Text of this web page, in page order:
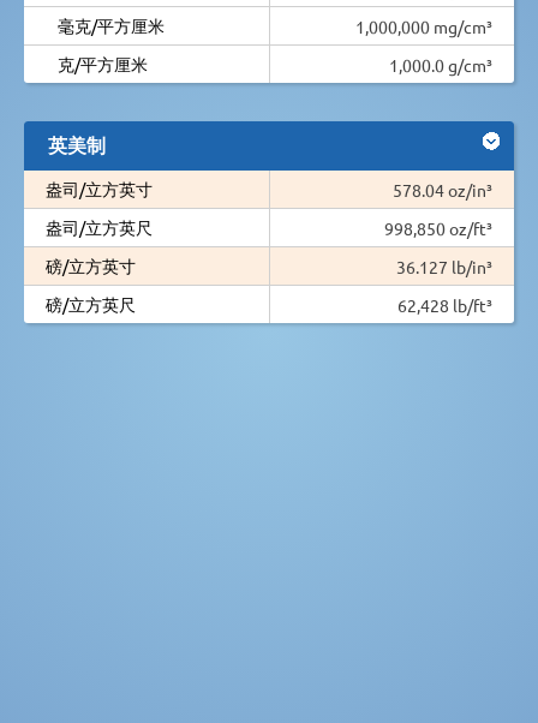
毫克/平方厘米
1,000,000 mg/cm³
克/平方厘米
1,000.0 g/cm³
英美制
盎司/立方英寸
578.04 oz/in³
盎司/立方英尺
998,850 oz/ft³
磅/立方英寸
36.127 lb/in³
磅/立方英尺
62,428 lb/ft³